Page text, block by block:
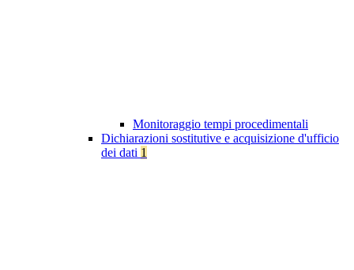
Monitoraggio tempi procedimentali
Dichiarazioni sostitutive e acquisizione d'ufficio
dei dati 1